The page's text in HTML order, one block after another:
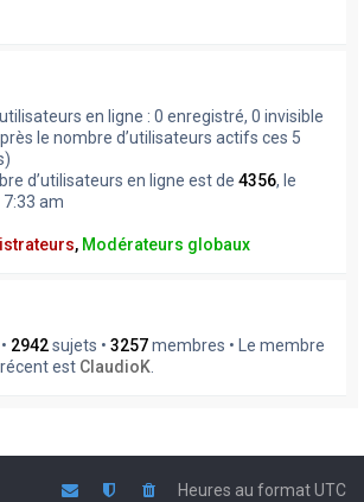
utilisateurs en ligne : 0 enregistré, 0 invisible
le nombre d’utilisateurs actifs ces 5
d’utilisateurs en ligne est de 4356, le
am
, Modérateurs globaux
2942sujets • 3257membres • Le membre
est ClaudioK
Heures au formatUTC